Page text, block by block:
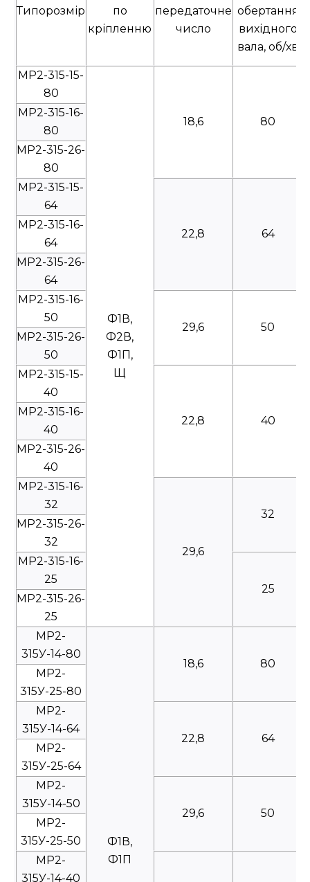
Типорозмір
по
кріпленню
передаточне
число
обертання
вихідного
вала, об/хв
МР2-315-15-
80
Ф1В,
Ф2В,
Ф1П,
Щ
18,6 80
МР2-315-16-
80
МР2-315-26-
80
МР2-315-15-
64
22,8 64
МР2-315-16-
64
МР2-315-26-
64
МР2-315-16-
50
29,6 50
МР2-315-26-
50
МР2-315-15-
40
22,8 40
МР2-315-16-
40
МР2-315-26-
40
МР2-315-16-
32
29,6
32
МР2-315-26-
32
МР2-315-16-
25
25
МР2-315-26-
25
МР2-
315У-14-80
Ф1В,
Ф1П
18,6 80
МР2-
315У-25-80
МР2-
315У-14-64
22,8 64
МР2-
315У-25-64
МР2-
315У-14-50
29,6 50
МР2-
315У-25-50
МР2-
315У-14-40